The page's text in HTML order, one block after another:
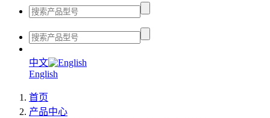
中文
English
首页
产品中心